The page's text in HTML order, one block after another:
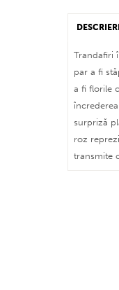
Trandafiri
par a fi
a fi florile
surpriză
roz
transmite